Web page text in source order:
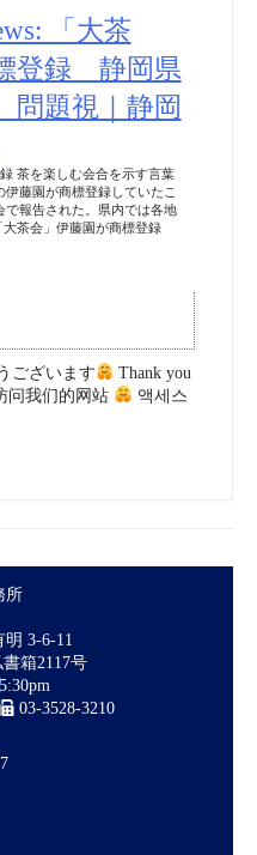
「大茶
登録 静岡県
題視｜静岡
茶を楽しむ会合を示す言葉
伊藤園が商標登録していたこ
で報告された。県内では各地
茶会」伊藤園が商標登録
ございます
Thank you
问我们的网站
액세스
所
3-6-11
箱2117号
03-3528-3210